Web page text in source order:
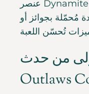
عنصر Dynamite Great Time رائع للتطلع إليه.
مُحمّلة بجوائز أو
من حدث